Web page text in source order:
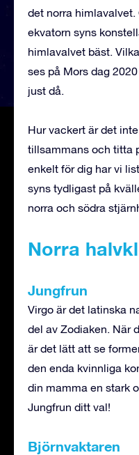
det norra himlavalvet.
ekvatorn syns
himlavalvet bäst.
ses på Mors dag
just då.
Hur vackert är det
tillsammans och titta
enkelt för dig har vi
syns tydligast på
norra och södra
Norra
Jungfrun
Virgo är det latinska
del av Zodiaken. När
är det lätt att se
den enda kvinnliga
din mamma en stark
Jungfrun ditt val!
Björnvaktaren